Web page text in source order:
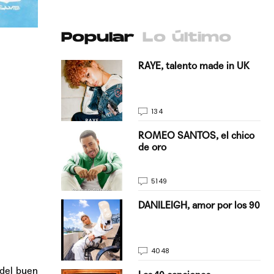
buen
Popular Lo último
del
RAYE, talento made in UK
134
ROMEO SANTOS, el chico
de oro
5149
DANILEIGH, amor por los 90
4048